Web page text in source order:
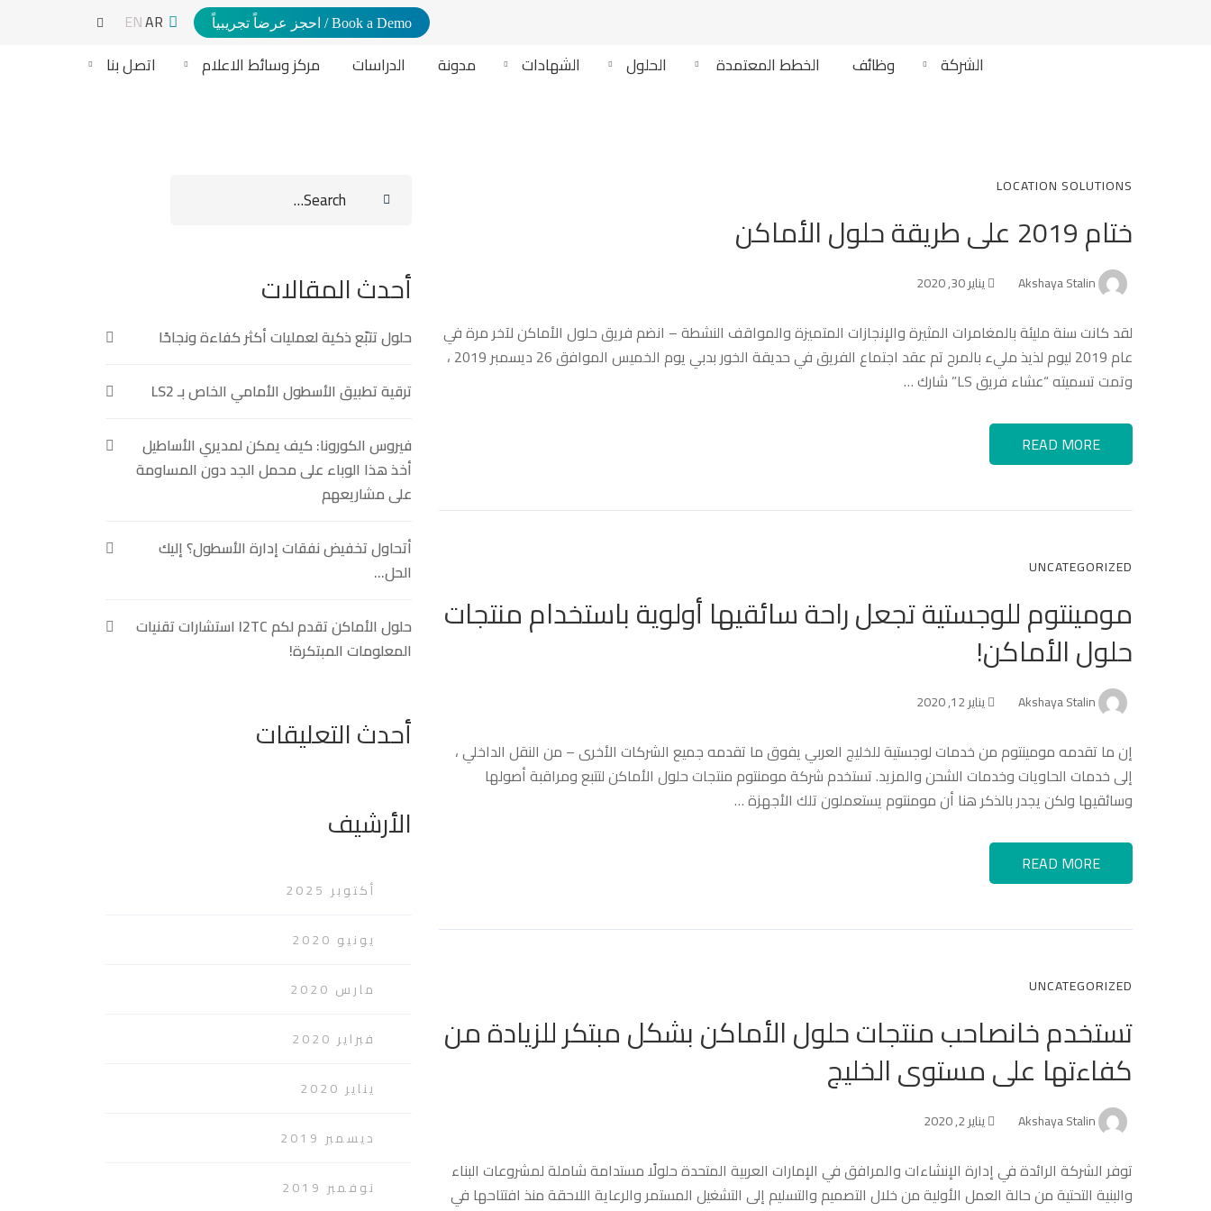
Book a Demo / احجز عرضاً تجريبياً AR
EN
الشركة وظائف الخطط المعتمدة ‎ الحلول الشهادات مدونة الدراسات مركز وسائط الاعلام اتصل بنا
LOCATION SOLUTIONS
ختام 2019 على طريقة حلول الأماكن
يناير 30, 2020
لقد كانت سنة مليئة بالمغامرات المثيرة والإنجازات المتميزة والمواقف النشطة – انضم فريق حلول الأماكن لآخر مرة في
عام 2019 ليوم لذيذ مليء بالمرح تم عقد اجتماع الفريق في حديقة الخور بدبي يوم الخميس الموافق 26 ديسمبر 2019 ،
وتمت تسميته “عشاء فريق LS” شارك …
READ MORE
UNCATEGORIZED
مومينتوم للوجستية تجعل راحة سائقيها أولوية باستخدام منتجات
حلول الأماكن!
يناير 12, 2020
إن ما تقدمه مومينتوم من خدمات لوجستية للخليج العربي يفوق ما تقدمه جميع الشركات الأخرى – من النقل الداخلي ،
إلى خدمات الحاويات وخدمات الشحن والمزيد. تستخدم شركة مومنتوم منتجات حلول الأماكن لتتبع ومراقبة أصولها
وسائقيها ولكن يجدر بالذكر هنا أن مومنتوم يستعملون تلك الأجهزة …
READ MORE
UNCATEGORIZED
تستخدم خانصاحب منتجات حلول الأماكن بشكل مبتكر للزيادة من
كفاءتها على مستوى الخليج
يناير 2, 2020
توفر الشركة الرائدة في إدارة الإنشاءات والمرافق في الإمارات العربية المتحدة حلولًا مستدامة شاملة لمشروعات البناء
والبنية التحتية من حالة العمل الأولية من خلال التصميم والتسليم إلى التشغيل المستمر والرعاية اللاحقة منذ افتتاحها في
أحدث المقالات
حلول تتبّع ذكية لعمليات أكثر كفاءة ونجاحًا
ترقية تطبيق الأسطول الأمامي الخاص بـ LS2
فيروس الكورونا: كيف يمكن لمديري الأساطيل
أخذ هذا الوباء على محمل الجد دون المساومة
على مشاريعهم
أتحاول تخفيض نفقات إدارة الأسطول؟ إليك
الحل…
حلول الأماكن تقدم لكم I2TC استشارات تقنيات
المعلومات المبتكرة!
أحدث التعليقات
الأرشيف
أكتوبر 2025
يونيو 2020
مارس 2020
فبراير 2020
يناير 2020
ديسمبر 2019
نوفمبر 2019